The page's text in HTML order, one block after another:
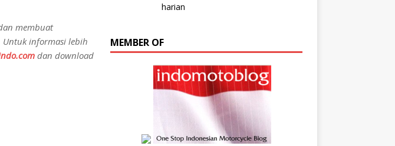
membuat
Untuk informasi lebih
dan download
harian
MEMBER OF